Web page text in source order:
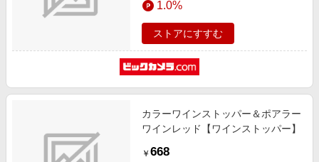
1.0%
ストアにすすむ
カラーワインストッパー＆ポアラー
ワインレッド【ワインストッパー】
￥ 668